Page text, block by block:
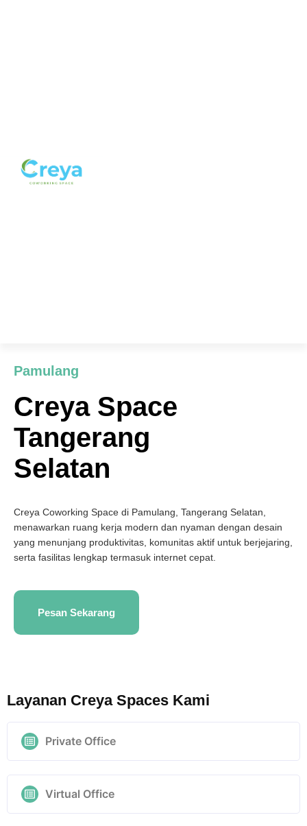
Pamulang
Creya Space
Tangerang
Selatan
Creya Coworking Space di Pamulang, Tangerang Selatan,
menawarkan ruang kerja modern dan nyaman dengan desain
yang menunjang produktivitas, komunitas aktif untuk berjejaring,
serta fasilitas lengkap termasuk internet cepat.
Pesan Sekarang
Layanan Creya Spaces Kami
Private Office
Virtual Office